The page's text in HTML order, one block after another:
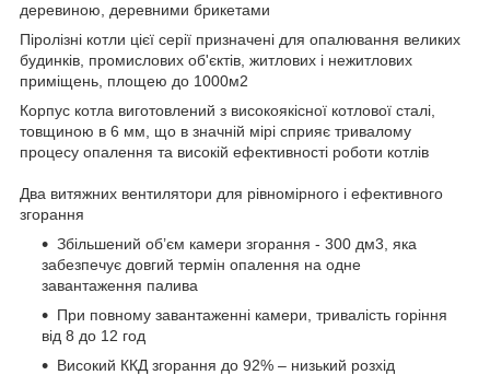
деревиною, деревними брикетами
Піролізні котли цієї серії призначені для опалювання великих
будинків, промислових об'єктів, житлових і нежитлових
приміщень, площею до 1000м2
Корпус котла виготовлений з високоякісної котлової сталі,
товщиною в 6 мм, що в значній мірі сприяє тривалому
процесу опалення та високій ефективності роботи котлів
Два витяжних вентилятори для рівномірного і ефективного
згорання
Збільшений об’єм камери згорання - 300 дм3, яка
забезпечує довгий термін опалення на одне
завантаження палива
При повному завантаженні камери, тривалість горіння
від 8 до 12 год
Високий ККД згорання до 92% – низький розхід